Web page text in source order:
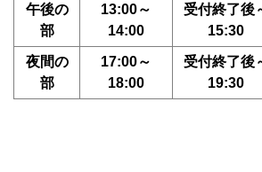
午後の
部
13:00～
14:00
受付終了後
15:30
夜間の
部
17:00～
18:00
受付終了後
19:30